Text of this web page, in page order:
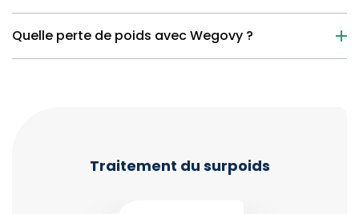
Quelle perte de poids avec Wegovy ?
Traitement du surpoids